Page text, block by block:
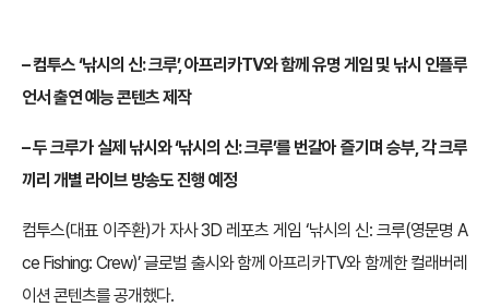
–컴투스 ‘낚시의 신:크루’, 아프리카TV와 함께 유명 게임 및 낚시 인플루
언서 출연 예능 콘텐츠 제작
– 두크루가 실제 낚시와 ‘낚시의 신: 크루’를 번갈아 즐기며 승부, 각 크루
끼리 개별 라이브 방송도 진행 예정
컴투스(대표 이주환)가 자사 3D 레포츠 게임 ‘낚시의 신: 크루(영문명 A
ce Fishing: Crew)’ 글로벌 출시와 함께 아프리카TV와 함께한 컬래버레
이션 콘텐츠를 공개했다.